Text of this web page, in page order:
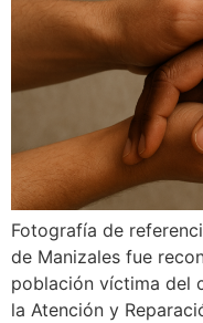
Fotografía de
de Manizales fue
población víctima del
la Atención y